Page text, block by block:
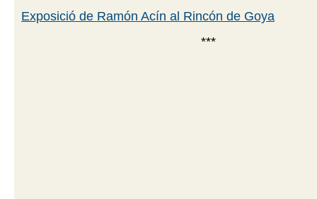
Exposició de Ramón Acín al Rincón de Goya
***